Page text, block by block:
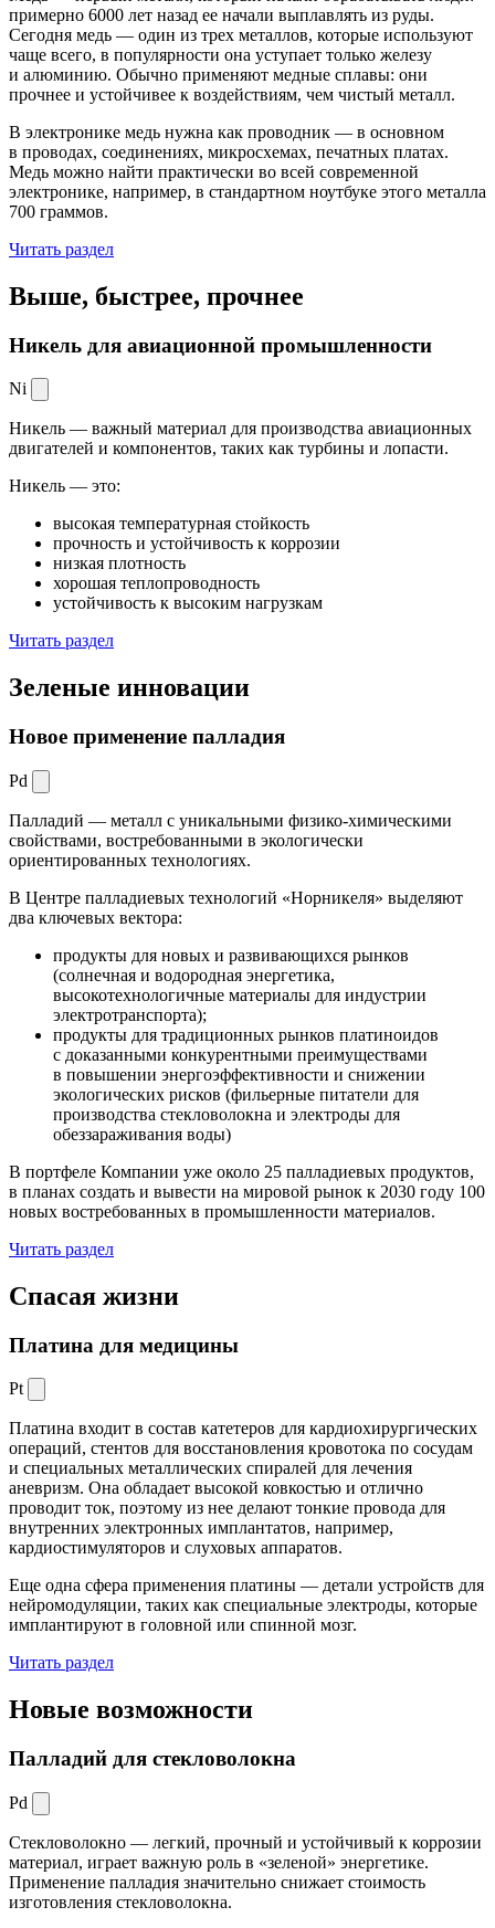
примерно 6000 лет назад ее начали выплавлять из руды.
Сегодня медь — один из трех металлов, которые используют
чаще всего, в популярности она уступает только железу
и алюминию. Обычно применяют медные сплавы: они
прочнее и устойчивее к воздействиям, чем чистый металл.
В электронике медь нужна как проводник — в основном
в проводах, соединениях, микросхемах, печатных платах.
Медь можно найти практически во всей современной
электронике, например, в стандартном ноутбуке этого металла
700 граммов.
Читать раздел
Выше, быстрее, прочнее
Никель для авиационной промышленности
Ni
Никель — важный материал для производства авиационных
двигателей и компонентов, таких как турбины и лопасти.
Никель — это:
высокая температурная стойкость
прочность и устойчивость к коррозии
низкая плотность
хорошая теплопроводность
устойчивость к высоким нагрузкам
Читать раздел
Зеленые инновации
Новое применение палладия
Pd
Палладий — металл с уникальными физико-химическими
свойствами, востребованными в экологически
ориентированных технологиях.
В Центре палладиевых технологий «Норникеля» выделяют
два ключевых вектора:
продукты для новых и развивающихся рынков
(солнечная и водородная энергетика,
высокотехнологичные материалы для индустрии
электротранспорта);
продукты для традиционных рынков платиноидов
с доказанными конкурентными преимуществами
в повышении энергоэффективности и снижении
экологических рисков (фильерные питатели для
производства стекловолокна и электроды для
обеззараживания воды)
В портфеле Компании уже около 25 палладиевых продуктов,
в планах создать и вывести на мировой рынок к 2030 году 100
новых востребованных в промышленности материалов.
Читать раздел
Спасая жизни
Платина для медицины
Pt
Платина входит в состав катетеров для кардиохирургических
операций, стентов для восстановления кровотока по сосудам
и специальных металлических спиралей для лечения
аневризм. Она обладает высокой ковкостью и отлично
проводит ток, поэтому из нее делают тонкие провода для
внутренних электронных имплантатов, например,
кардиостимуляторов и слуховых аппаратов.
Еще одна сфера применения платины — детали устройств для
нейромодуляции, таких как специальные электроды, которые
имплантируют в головной или спинной мозг.
Читать раздел
Новые возможности
Палладий для стекловолокна
Pd
Стекловолокно — легкий, прочный и устойчивый к коррозии
материал, играет важную роль в «зеленой» энергетике.
Применение палладия значительно снижает стоимость
изготовления стекловолокна.